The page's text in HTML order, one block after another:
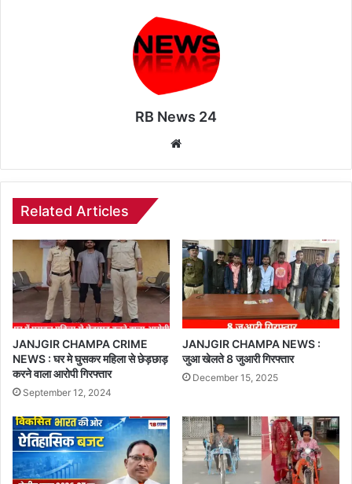
RB News 24
Related Articles
JANJGIR CHAMPA CRIME
NEWS : घर मे घुसकर महिला से छेड़छाड़
करने वाला आरोपी गिरफ्तार
September 12, 2024
JANJGIR CHAMPA NEWS :
जुआ खेलते 8 जुआरी गिरफ्तार
December 15, 2025